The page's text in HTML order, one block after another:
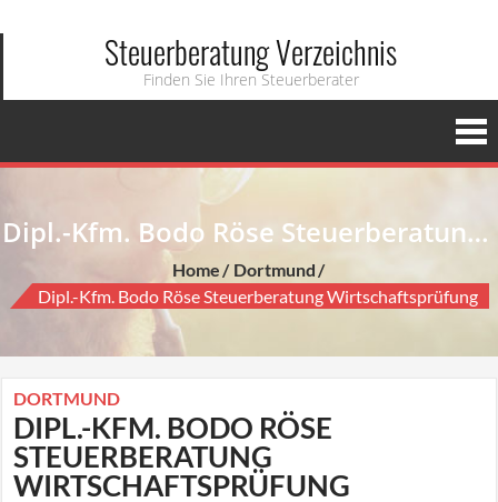
Steuerberatung Verzeichnis
Finden Sie Ihren Steuerberater
Dipl.-Kfm. Bodo Röse Steuerberatung Wirtschaftsprüfung
Home
Dortmund
Dipl.-Kfm. Bodo Röse Steuerberatung Wirtschaftsprüfung
DORTMUND
DIPL.-KFM. BODO RÖSE
STEUERBERATUNG
WIRTSCHAFTSPRÜFUNG